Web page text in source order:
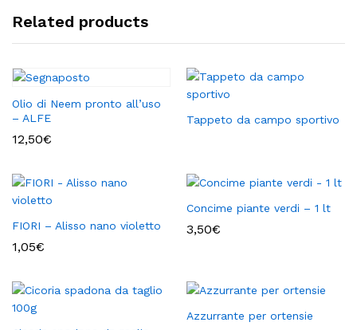
Related products
Olio di Neem pronto all’uso
– ALFE
12,50€
Tappeto da campo sportivo
FIORI – Alisso nano violetto
1,05€
Concime piante verdi – 1 lt
3,50€
Azzurrante per ortensie